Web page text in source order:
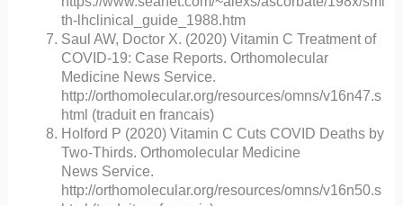
th-lhclinical_guide_1988.htm
Saul AW, Doctor X. (2020) Vitamin C Treatment of
COVID-19: Case Reports. Orthomolecular
Medicine News Service.
http://orthomolecular.org/resources/omns/v16n47.s
html (traduit en francais)
Holford P (2020) Vitamin C Cuts COVID Deaths by
Two-Thirds. Orthomolecular Medicine
News Service.
http://orthomolecular.org/resources/omns/v16n50.s